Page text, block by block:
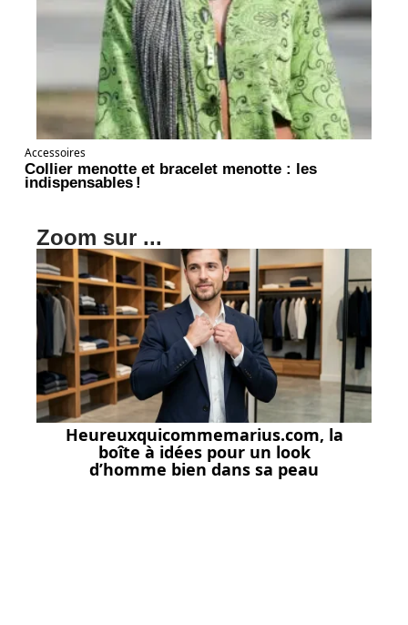
Accessoires
Collier menotte et bracelet menotte : les
indispensables !
Zoom sur ...
Heureuxquicommemarius.com, la
boîte à idées pour un look
d’homme bien dans sa peau